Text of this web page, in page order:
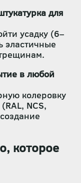
для
усадку (6–
эластичные
в любой
колеровку
NCS,
которое